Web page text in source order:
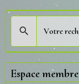
Espace membre